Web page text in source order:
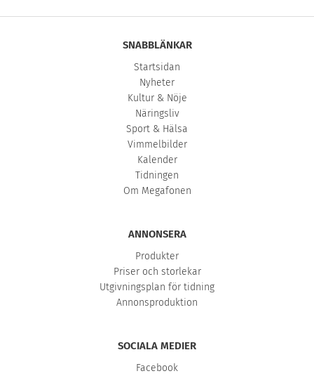
SNABBLÄNKAR
Startsidan
Nyheter
Kultur & Nöje
Näringsliv
Sport & Hälsa
Vimmelbilder
Kalender
Tidningen
Om Megafonen
ANNONSERA
Produkter
Priser och storlekar
Utgivningsplan för tidning
Annonsproduktion
SOCIALA MEDIER
Facebook